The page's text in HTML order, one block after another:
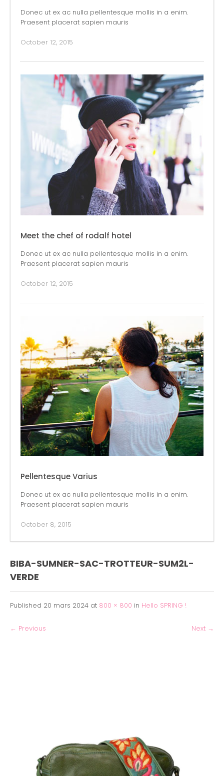
Donec ut ex ac nulla pellentesque mollis in a enim.
Praesent placerat sapien mauris
October 12, 2015
Meet the chef of rodalf hotel
Donec ut ex ac nulla pellentesque mollis in a enim.
Praesent placerat sapien mauris
October 12, 2015
Pellentesque Varius
Donec ut ex ac nulla pellentesque mollis in a enim.
Praesent placerat sapien mauris
October 8, 2015
BIBA-SUMNER-SAC-TROTTEUR-SUM2L-
VERDE
Published 20 mars 2024 at 800 × 800 in Hello SPRING !
← Previous Next →